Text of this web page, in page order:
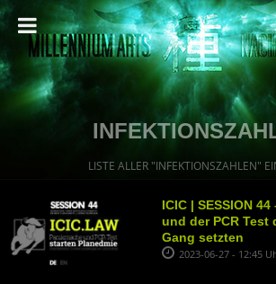
LISTE ALLER "INFEKTIONSZAHLEN"
ICIC | SESSION
und der PCR Test
Gang setzten
2023-06-27 - 12:45